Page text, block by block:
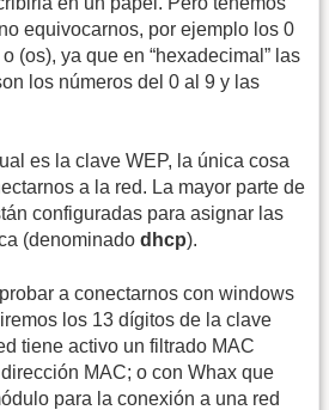
equivocarnos, por ejemplo los 0
(os), ya que en “hexadecimal” las
los números del 0 al 9 y las
es la clave WEP, la única cosa
a la red. La mayor parte de
configuradas para asignar las
(denominado dhcp).
a conectarnos con windows
los 13 dígitos de la clave
tiene activo un filtrado MAC
MAC; o con Whax que
para la conexión a una red